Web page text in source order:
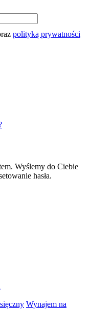
polityką prywatności
Wyślemy do Ciebie
hasła.
Wynajem na